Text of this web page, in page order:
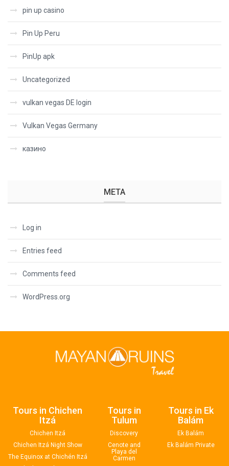
pin up casino
Pin Up Peru
PinUp apk
Uncategorized
vulkan vegas DE login
Vulkan Vegas Germany
казино
META
Log in
Entries feed
Comments feed
WordPress.org
Tours in Chichen
Itzá
Chichen Itzá
Chichen Itzá Night Show
The Equinox at Chichén Itzá
Tours in
Tulum
Discovery
Cenote and
Playa del
Carmen
Tours in Ek
Balám
Ek Balám
Ek Balám Private